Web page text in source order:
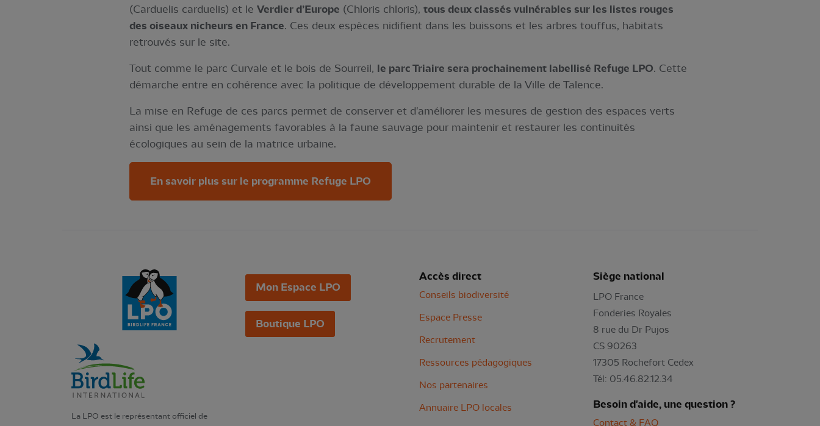
(Carduelis carduelis) et le Verdier d’Europe (Chloris chloris), tous deux classés vulnérables sur les listes rouges
des oiseaux nicheurs en France. Ces deux espèces nidifient dans les buissons et les arbres touffus, habitats
retrouvés sur le site.
Tout comme le parc Curvale et le bois de Sourreil, le parc Triaire sera prochainement labellisé Refuge LPO. Cette
démarche entre en cohérence avec la politique de développement durable de la Ville de Talence.
La mise en Refuge de ces parcs permet de conserver et d'améliorer les mesures de gestion des espaces verts
ainsi que les aménagements favorables à la faune sauvage pour maintenir et restaurer les continuités
écologiques au sein de la matrice urbaine.
En savoir plus sur le programme Refuge LPO
La LPO est le représentant officiel de
Mon Espace LPO
Boutique LPO
Accès direct
Conseils biodiversité
Espace Presse
Recrutement
Ressources pédagogiques
Nos partenaires
Annuaire LPO locales
Siège national
LPO France
Fonderies Royales
8 rue du Dr Pujos
CS 90263
17305 Rochefort Cedex
Tél: 05.46.82.12.34
Besoin d'aide, une question ?
Contact & FAQ